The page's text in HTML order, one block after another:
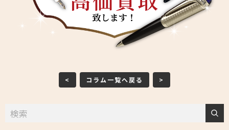
< コラム一覧へ戻る >